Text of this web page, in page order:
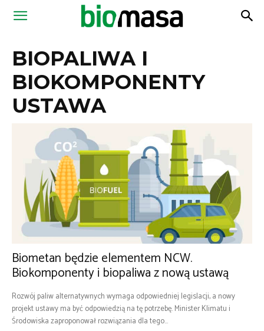
Magazyn
BIOPALIWA I
BIOKOMPONENTY
USTAWA
Biometan będzie elementem NCW.
Biokomponenty i biopaliwa z nową ustawą
Rozwój paliw alternatywnych wymaga odpowiedniej legislacji, a nowy
projekt ustawy ma być odpowiedzią na tę potrzebę. Minister Klimatu i
Środowiska zaproponował rozwiązania dla tego...